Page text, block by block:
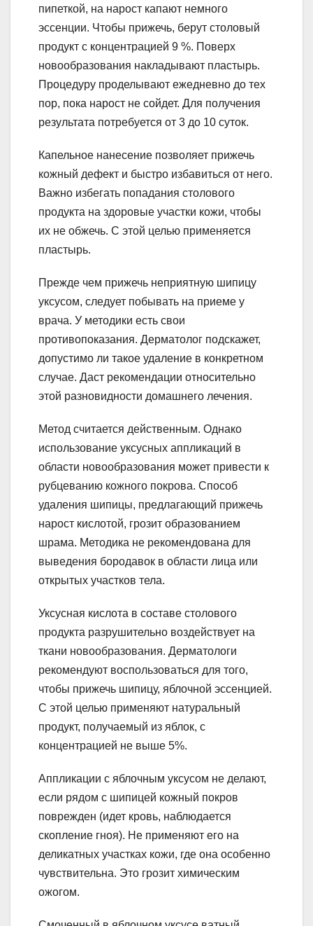
пипеткой, на нарост капают немного
эссенции. Чтобы прижечь, берут столовый
продукт с концентрацией 9 %. Поверх
новообразования накладывают пластырь.
Процедуру проделывают ежедневно до тех
пор, пока нарост не сойдет. Для получения
результата потребуется от 3 до 10 суток.
Капельное нанесение позволяет прижечь
кожный дефект и быстро избавиться от него.
Важно избегать попадания столового
продукта на здоровые участки кожи, чтобы
их не обжечь. С этой целью применяется
пластырь.
Прежде чем прижечь неприятную шипицу
уксусом, следует побывать на приеме у
врача. У методики есть свои
противопоказания. Дерматолог подскажет,
допустимо ли такое удаление в конкретном
случае. Даст рекомендации относительно
этой разновидности домашнего лечения.
Метод считается действенным. Однако
использование уксусных аппликаций в
области новообразования может привести к
рубцеванию кожного покрова. Способ
удаления шипицы, предлагающий прижечь
нарост кислотой, грозит образованием
шрама. Методика не рекомендована для
выведения бородавок в области лица или
открытых участков тела.
Уксусная кислота в составе столового
продукта разрушительно воздействует на
ткани новообразования. Дерматологи
рекомендуют воспользоваться для того,
чтобы прижечь шипицу, яблочной эссенцией.
С этой целью применяют натуральный
продукт, получаемый из яблок, с
концентрацией не выше 5%.
Аппликации с яблочным уксусом не делают,
если рядом с шипицей кожный покров
поврежден (идет кровь, наблюдается
скопление гноя). Не применяют его на
деликатных участках кожи, где она особенно
чувствительна. Это грозит химическим
ожогом.